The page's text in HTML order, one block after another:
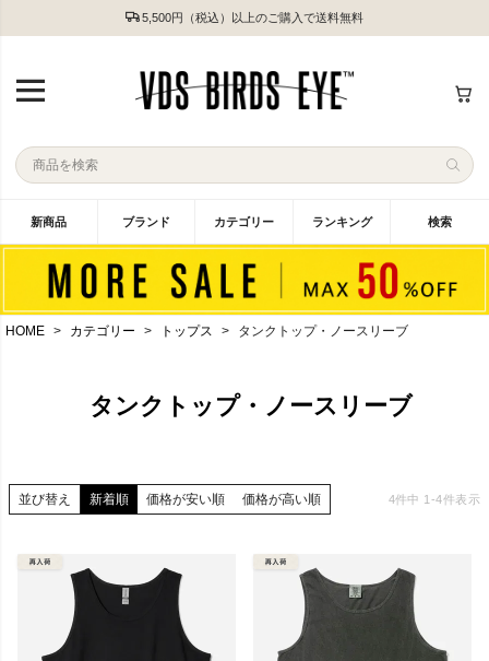
5,500円（税込）以上のご購入で送料無料
新商品 ブランド カテゴリー ランキング 検索
HOME カテゴリー トップス タンクトップ・ノースリーブ
タンクトップ・ノースリーブ
並び替え 新着順 価格が安い順 価格が高い順 4件中 1 -4件表示